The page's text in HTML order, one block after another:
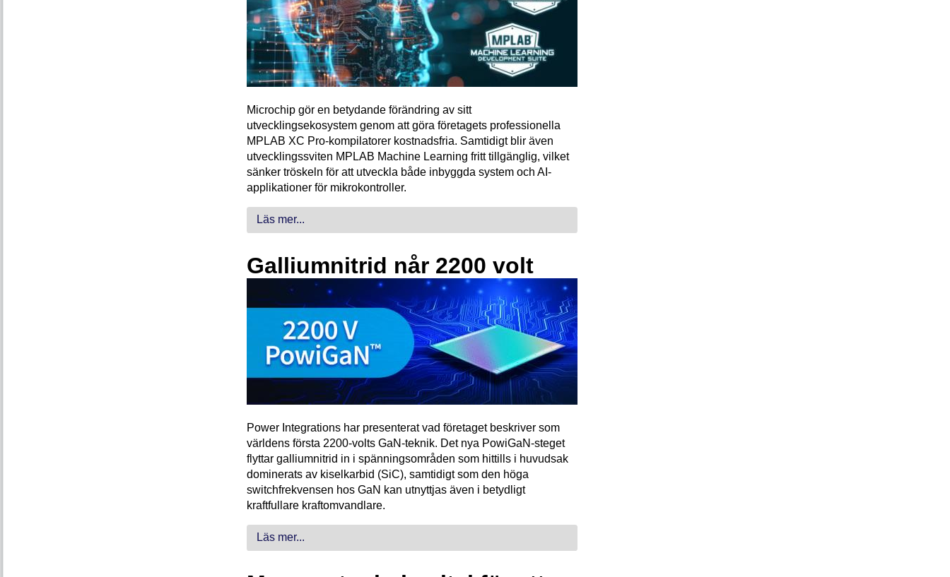
Microchip gör en betydande förändring av sitt
utvecklingsekosystem genom att göra företagets professionella
MPLAB XC Pro-kompilatorer kostnadsfria. Samtidigt blir även
utvecklingssviten MPLAB Machine Learning fritt tillgänglig, vilket
sänker tröskeln för att utveckla både inbyggda system och AI-
applikationer för mikrokontroller.
Läs mer...
Galliumnitrid når 2200 volt
Power Integrations har presenterat vad företaget beskriver som
världens första 2200-volts GaN-teknik. Det nya PowiGaN-steget
flyttar galliumnitrid in i spänningsområden som hittills i huvudsak
dominerats av kiselkarbid (SiC), samtidigt som den höga
switchfrekvensen hos GaN kan utnyttjas även i betydligt
kraftfullare kraftomvandlare.
Läs mer...